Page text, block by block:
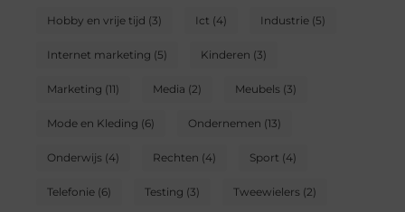
Hobby en vrije tijd (3) Ict (4) Industrie(5)
Internet marketing (5) Kinderen (3)
Marketing (11) Media (2) Meubels(3)
Mode en Kleding (6) Ondernemen (13)
Onderwijs(4) Rechten (4) Sport (4)
Telefonie(6) Testing (3) Tweewielers(2)